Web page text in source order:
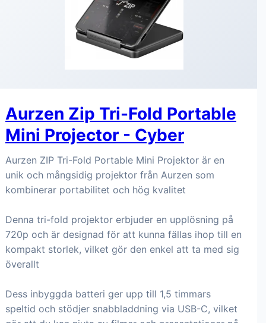
Aurzen Zip Tri-Fold Portable
Mini Projector - Cyber
Aurzen ZIP Tri-Fold Portable Mini Projektor är en
unik och mångsidig projektor från Aurzen som
kombinerar portabilitet och hög kvalitet
Denna tri-fold projektor erbjuder en upplösning på
720p och är designad för att kunna fällas ihop till en
kompakt storlek, vilket gör den enkel att ta med sig
överallt
Dess inbyggda batteri ger upp till 1,5 timmars
speltid och stödjer snabbladdning via USB-C, vilket